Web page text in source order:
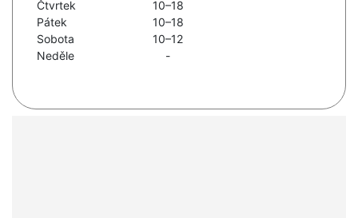
Čtvrtek
10–18
Pátek
10–18
Sobota
10–12
Neděle
-